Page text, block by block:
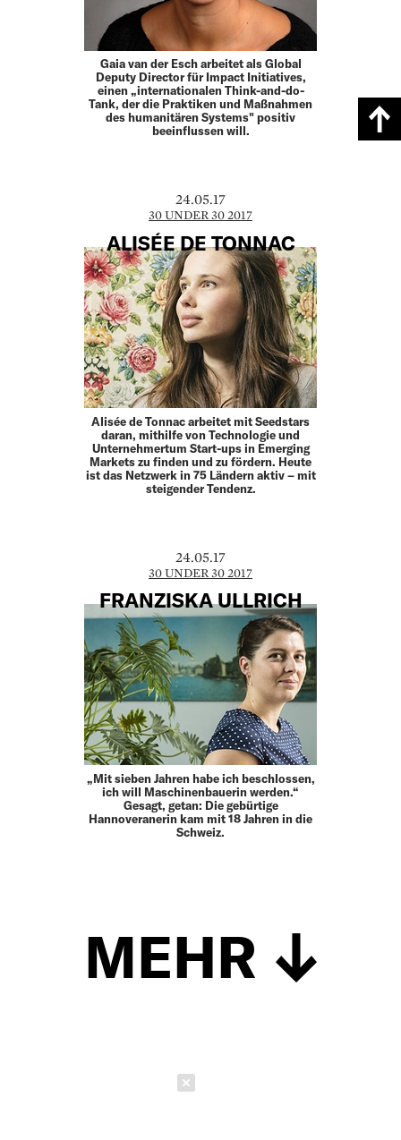
Gaia van der Esch arbeitet als Global
Deputy Director für Impact Initiatives,
einen „internationalen Think-and-do-
Tank, der die Praktiken und Maßnahmen
des humanitären Systems" positiv
beeinflussen will.
24.05.17
30 UNDER 30 2017
ALISÉE DE TONNAC
Alisée de Tonnac arbeitet mit Seedstars
daran, mithilfe von Technologie und
Unternehmertum Start-ups in Emerging
Markets zu finden und zu fördern. Heute
ist das Netzwerk in 75 Ländern aktiv – mit
steigender Tendenz.
24.05.17
30 UNDER 30 2017
FRANZISKA ULLRICH
„Mit sieben Jahren habe ich beschlossen,
ich will Maschinenbauerin werden.“
Gesagt, getan: Die gebürtige
Hannoveranerin kam mit 18 Jahren in die
Schweiz.
MEHR